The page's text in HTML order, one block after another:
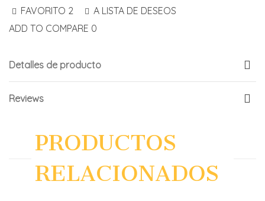
FAVORITO 2
A LISTA DE DESEOS
ADD TO COMPARE 0
Detalles de producto
Reviews
PRODUCTOS
RELACIONADOS